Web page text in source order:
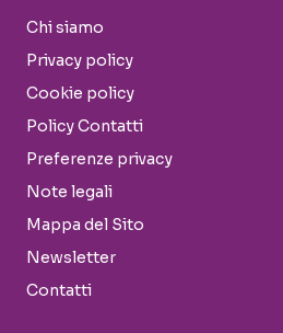
Chi siamo
Privacy policy
Cookie policy
Policy Contatti
Preferenze privacy
Note legali
Mappa del Sito
Newsletter
Contatti